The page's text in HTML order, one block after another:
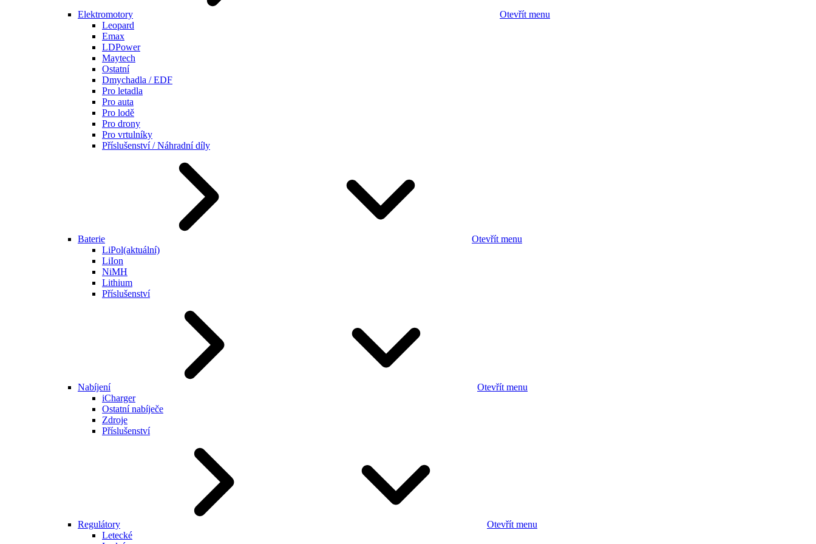
Elektromotory
Otevřít menu
Leopard
Emax
LDPower
Maytech
Ostatní
Dmychadla / EDF
Pro letadla
Pro auta
Pro lodě
Pro drony
Pro vrtulníky
Příslušenství / Náhradní díly
Baterie
Otevřít menu
LiPol(aktuální)
LiIon
NiMH
Lithium
Příslušenství
Nabíjení
Otevřít menu
iCharger
Ostatní nabíječe
Zdroje
Příslušenství
Regulátory
Otevřít menu
Letecké